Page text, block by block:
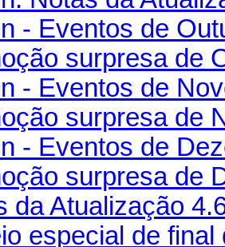
- Eventos de
surpresa de
- Eventos de
surpresa de
- Eventos de
surpresa de
da Atualização
especial de final